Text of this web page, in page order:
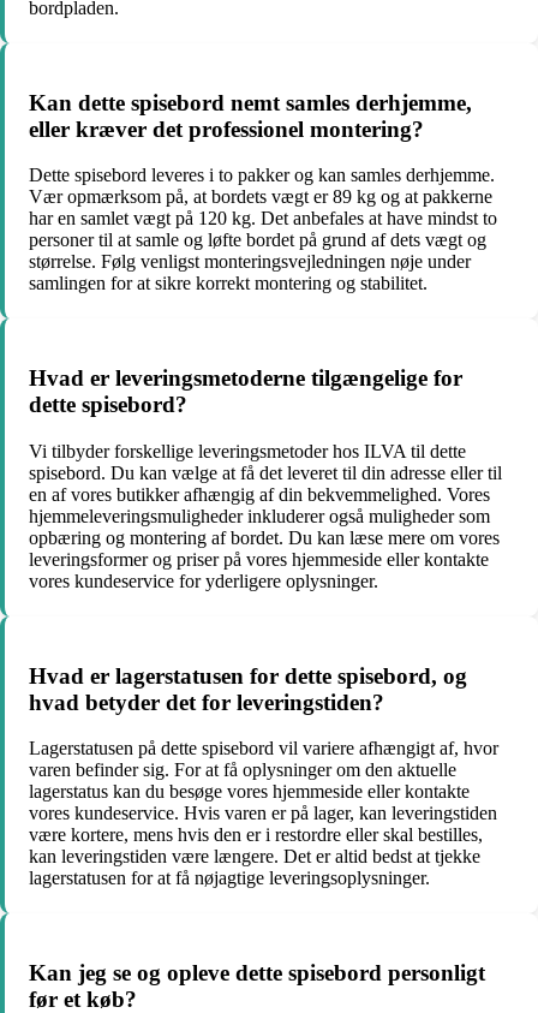
bordpladen.
Kan dette spisebord nemt samles derhjemme,
eller kræver det professionel montering?
Dette spisebord leveres i to pakker og kan samles derhjemme.
Vær opmærksom på, at bordets vægt er 89 kg og at pakkerne
har en samlet vægt på 120 kg. Det anbefales at have mindst to
personer til at samle og løfte bordet på grund af dets vægt og
størrelse. Følg venligst monteringsvejledningen nøje under
samlingen for at sikre korrekt montering og stabilitet.
Hvad er leveringsmetoderne tilgængelige for
dette spisebord?
Vi tilbyder forskellige leveringsmetoder hos ILVA til dette
spisebord. Du kan vælge at få det leveret til din adresse eller til
en af vores butikker afhængig af din bekvemmelighed. Vores
hjemmeleveringsmuligheder inkluderer også muligheder som
opbæring og montering af bordet. Du kan læse mere om vores
leveringsformer og priser på vores hjemmeside eller kontakte
vores kundeservice for yderligere oplysninger.
Hvad er lagerstatusen for dette spisebord, og
hvad betyder det for leveringstiden?
Lagerstatusen på dette spisebord vil variere afhængigt af, hvor
varen befinder sig. For at få oplysninger om den aktuelle
lagerstatus kan du besøge vores hjemmeside eller kontakte
vores kundeservice. Hvis varen er på lager, kan leveringstiden
være kortere, mens hvis den er i restordre eller skal bestilles,
kan leveringstiden være længere. Det er altid bedst at tjekke
lagerstatusen for at få nøjagtige leveringsoplysninger.
Kan jeg se og opleve dette spisebord personligt
før et køb?